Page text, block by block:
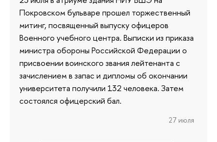
Покровском бульваре прошел торжественный
митинг, посвященный выпуску офицеров
Военного учебного центра. Выписки из приказа
министра обороны Российской Федерации о
присвоении воинского звания лейтенанта с
зачислением в запас и дипломы об окончании
университета получили 132 человека. Затем
состоялся офицерский бал.
27 июля